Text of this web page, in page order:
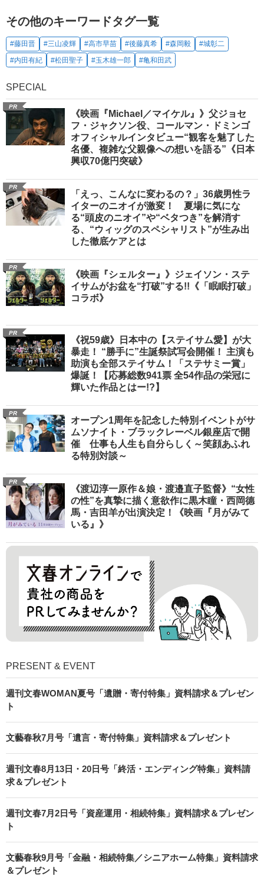
その他のキーワードタグ一覧
#藤田晋 #三山凌輝 #高市早苗 #後藤真希 #森岡毅
#城彰二
#内田有紀
#松田聖子 #玉木雄一郎 #亀和田武
SPECIAL
PR
《映画『Michael／マイケル』》父ジョセ
フ・ジャクソン役、コールマン・ドミンゴ
オフィシャルインタビュー“観客を魅了した
名優、複雑な父親像への想いを語る”《日本
興収70億円突破》
PR
「えっ、こんなに変わるの？」36歳男性ラ
イターのニオイが激変！ 夏場に気にな
る“頭皮のニオイ”や“ベタつき”を解消す
る、“ウィッグのスペシャリスト”が生み出
した徹底ケアとは
PR
《映画『シェルター』》ジェイソン・ステ
イサムがお盆を“打破”する!!《「眠眠打破」
コラボ》
PR
《祝59歳》日本中の【ステイサム愛】が大
暴走！ “勝手に”生誕祭試写会開催！ 主演も
助演も全部ステイサム！「ステサミー賞」
爆誕！【応募総数941票 全54作品の栄冠に
輝いた作品とはー!?】
PR
オープン1周年を記念した特別イベントがサ
ムソナイト・ブラックレーベル銀座店で開
催 仕事も人生も自分らしく～笑顔あふれ
る特別対談～
PR
《渡辺淳一原作＆娘・渡邉直子監督》“女性
の性”を真摯に描く意欲作に黒木瞳・西岡德
馬・吉田羊が出演決定！《映画『月がみて
いる』》
PRESENT & EVENT
週刊文春WOMAN夏号「遺贈・寄付特集」資料請求＆プレゼン
ト
文藝春秋7月号「遺言・寄付特集」資料請求＆プレゼント
週刊文春8月13日・20日号「終活・エンディング特集」資料請
求＆プレゼント
週刊文春7月2日号「資産運用・相続特集」資料請求＆プレゼン
ト
文藝春秋9月号「金融・相続特集／シニアホーム特集」資料請求
＆プレゼント